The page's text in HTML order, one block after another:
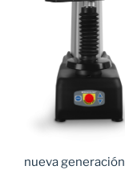
nueva